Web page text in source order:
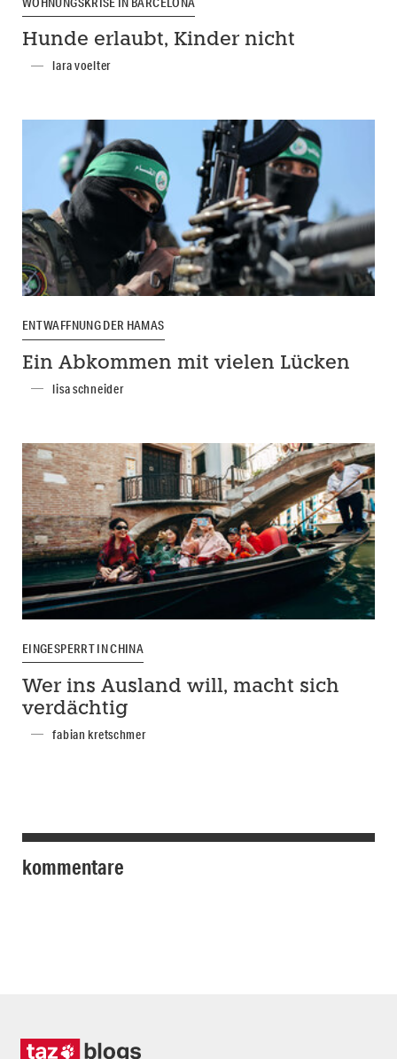
Hunde erlaubt, Kinder nicht
lara voelter
ENTWAFFNUNG DER HAMAS
Ein Abkommen mit vielen Lücken
lisa schneider
EINGESPERRT IN CHINA
Wer ins Ausland will, macht sich
verdächtig
fabian kretschmer
kommentare